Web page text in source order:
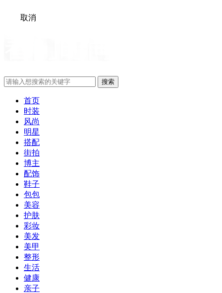
取消
搜索
首页
时装
风尚
明星
搭配
街拍
博主
配饰
鞋子
包包
美容
护肤
彩妆
美发
美甲
整形
生活
健康
亲子